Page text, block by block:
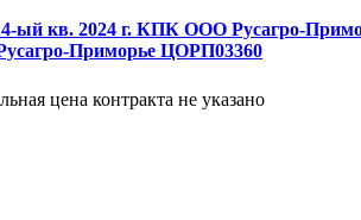
ый кв. 2024 г. КПК ООО Русагро-
Приморье ЦОРП03360
цена контракта не указано